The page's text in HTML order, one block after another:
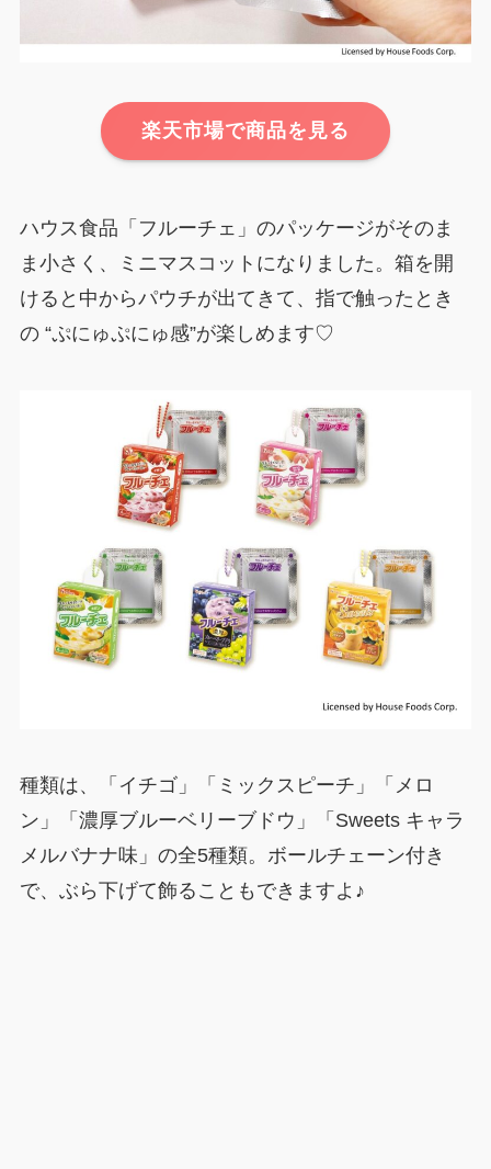
楽天市場で商品を見る
ハウス食品「フルーチェ」のパッケージがそのま
ま小さく、ミニマスコットになりました。箱を開
けると中からパウチが出てきて、指で触ったとき
の “ぷにゅぷにゅ感”が楽しめます♡
種類は、「イチゴ」「ミックスピーチ」「メロ
ン」「濃厚ブルーベリーブドウ」「Sweets キャラ
メルバナナ味」の全5種類。ボールチェーン付き
で、ぶら下げて飾ることもできますよ♪